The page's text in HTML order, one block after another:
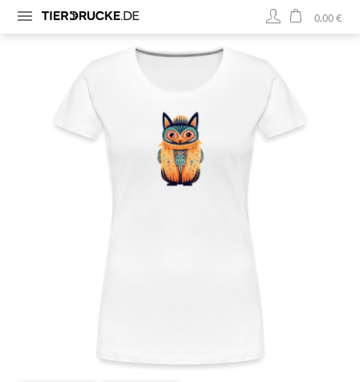
0,00 €